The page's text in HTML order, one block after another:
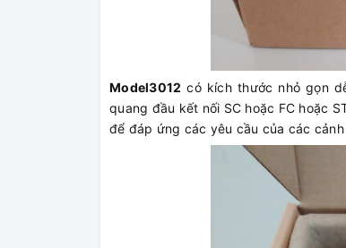
Model3012 có kích thước nhỏ gọn
quang đầu kết nối SC hoặc FC hoặc
để đáp ứng các yêu cầu của các